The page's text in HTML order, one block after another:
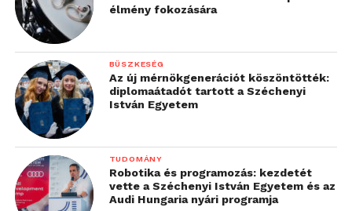
élmény fokozására
BÜSZKESÉG
Az új mérnökgenerációt köszöntötték:
diplomaátadót tartott a Széchenyi
István Egyetem
TUDOMÁNY
Robotika és programozás: kezdetét
vette a Széchenyi István Egyetem és az
Audi Hungaria nyári programja